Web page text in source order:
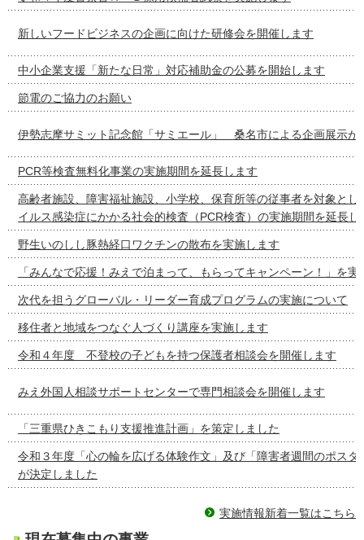
新しいフードビジネスの企画に向けた研修会を開催します
中小企業支援「新たな日常」対応補助金の公募を開始します
節電のご協力のお願い
伊勢志摩サミット記念館「サミエール」 桑名市による企画展示が
PCR等検査無料化事業の実施期間を延長します
高齢者施設、障害福祉施設、小学校、保育所等の従事者を対象とし
イルス感染症にかかる社会的検査（PCR検査）の実施期間を延長し
野生いのしし豚熱経口ワクチンの散布を実施します
「みんなで応援！みえで泊まって、もらってキャンペーン！」を実
次代を担うグローバル・リーダー育成プログラムの実施について
移住者と地域をつなぐ人づくり講座を実施します
令和４年度 不登校の子どもを持つ保護者相談会を開催します
みえ外国人相談サポートセンターで専門相談会を開催します
「三重県ひきこもり支援推進計画」を策定しました
令和３年度「心の輪を広げる体験作文」及び「障害者週間のポスタ
が決定しました
実施情報新着一覧はこちら